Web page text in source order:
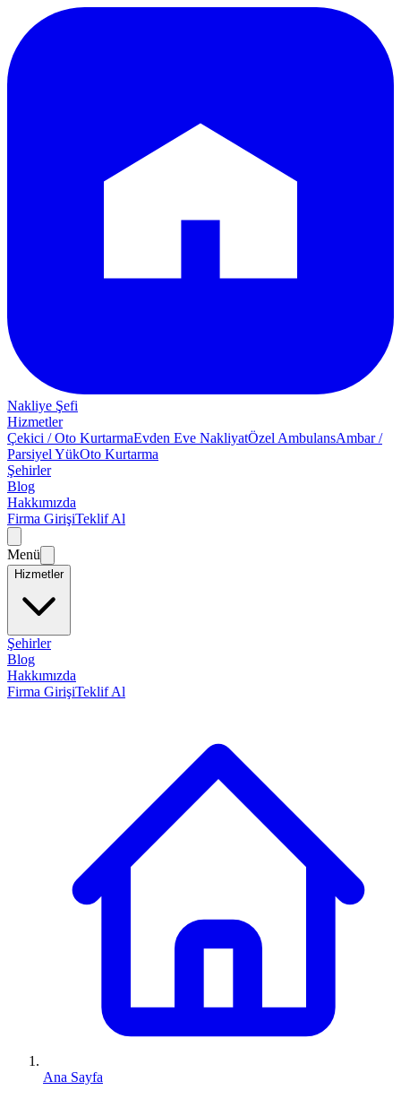
Nakliye Şefi
Hizmetler
Çekici / Oto KurtarmaEvden Eve NakliyatÖzel AmbulansAmbar /
Parsiyel YükOto Kurtarma
Şehirler
Blog
Hakkımızda
Firma GirişiTeklif Al
Menü
Hizmetler
Şehirler
Blog
Hakkımızda
Firma GirişiTeklif Al
Ana Sayfa